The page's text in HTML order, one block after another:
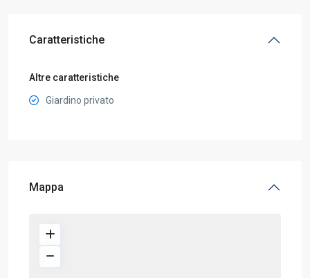
Caratteristiche
Altre caratteristiche
Giardino privato
Mappa